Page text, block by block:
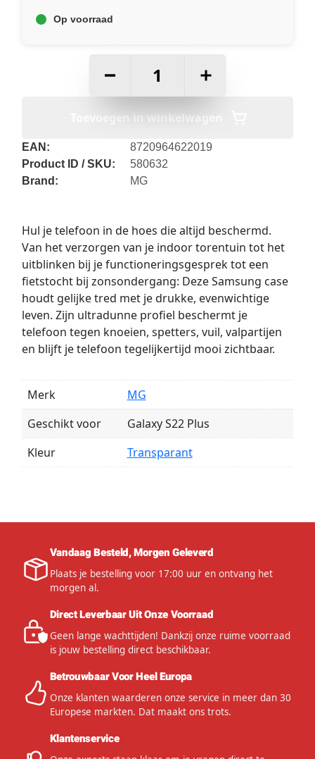
Op voorraad
+
Toevoegen in winkelwagen
EAN:
8720964622019
Product ID / SKU:
580632
Brand:
MG
Hul je telefoon in de hoes die altijd beschermd.
Van het verzorgen van je indoor torentuin tot het
uitblinken bij je functioneringsgesprek tot een
fietstocht bij zonsondergang: Deze Samsung case
houdt gelijke tred met je drukke, evenwichtige
leven. Zijn ultradunne profiel beschermt je
telefoon tegen knoeien, spetters, vuil, valpartijen
en blijft je telefoon tegelijkertijd mooi zichtbaar.
Merk
MG
Geschikt voor
Galaxy S22 Plus
Kleur
Transparant
Vandaag Besteld, Morgen Geleverd
Plaats je bestelling voor 17:00 uur en ontvang het
morgen al.
Direct Leverbaar Uit Onze Voorraad
Geen lange wachttijden! Dankzij onze ruime voorraad
is jouw bestelling direct beschikbaar.
Betrouwbaar Voor Heel Europa
Onze klanten waarderen onze service in meer dan 30
Europese markten. Dat maakt ons trots.
Klantenservice